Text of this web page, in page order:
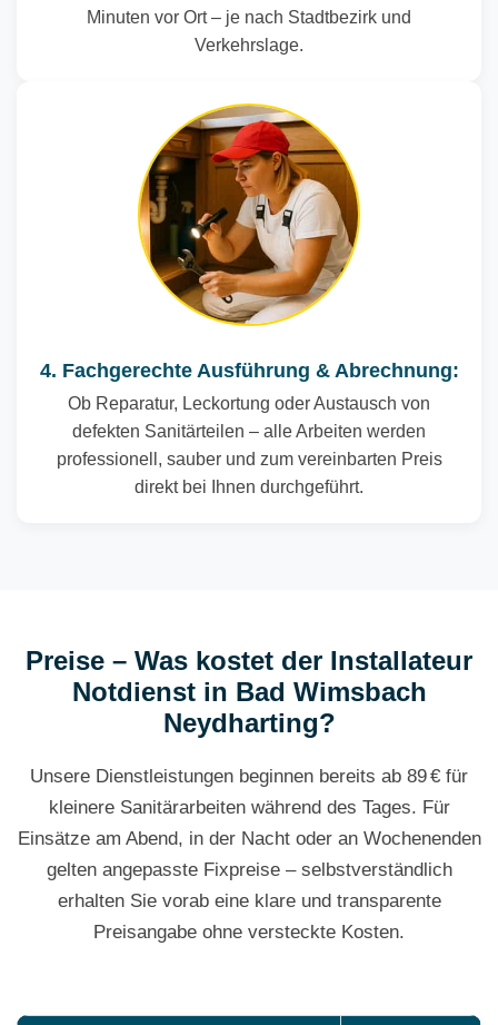
Minuten vor Ort – je nach Stadtbezirk und
Verkehrslage.
4. Fachgerechte Ausführung & Abrechnung:
Ob Reparatur, Leckortung oder Austausch von
defekten Sanitärteilen – alle Arbeiten werden
professionell, sauber und zum vereinbarten Preis
direkt bei Ihnen durchgeführt.
Preise – Was kostet der Installateur
Notdienst in Bad Wimsbach
Neydharting?
Unsere Dienstleistungen beginnen bereits ab 89 € für
kleinere Sanitärarbeiten während des Tages. Für
Einsätze am Abend, in der Nacht oder an Wochenenden
gelten angepasste Fixpreise – selbstverständlich
erhalten Sie vorab eine klare und transparente
Preisangabe ohne versteckte Kosten.